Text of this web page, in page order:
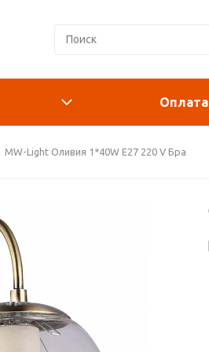
Оплата
MW-Light Оливия 1*40W E27 220 V Бра